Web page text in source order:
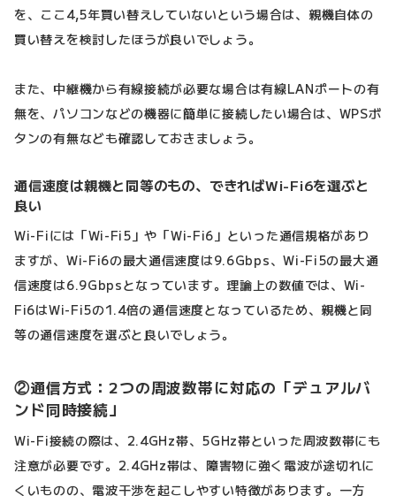
を、ここ4,5年買い替えしていないという場合は、親機自体の
買い替えを検討したほうが良いでしょう。
また、中継機から有線接続が必要な場合は有線LANポートの有
無を、パソコンなどの機器に簡単に接続したい場合は、WPSボ
タンの有無なども確認しておきましょう。
通信速度は親機と同等のもの、できればWi-Fi6を選ぶと
良い
Wi-Fiには「Wi-Fi5」や「Wi-Fi6」といった通信規格があり
ますが、Wi-Fi6の最大通信速度は9.6Gbps、Wi-Fi5の最大通
信速度は6.9Gbpsとなっています。理論上の数値では、Wi-
Fi6はWi-Fi5の1.4倍の通信速度となっているため、親機と同
等の通信速度を選ぶと良いでしょう。
②通信方式：2つの周波数帯に対応の「デュアルバ
ンド同時接続」
Wi-Fi接続の際は、2.4GHz帯、5GHz帯といった周波数帯にも
注意が必要です。2.4GHz帯は、障害物に強く電波が途切れに
くいものの、電波干渉を起こしやすい特徴があります。一方